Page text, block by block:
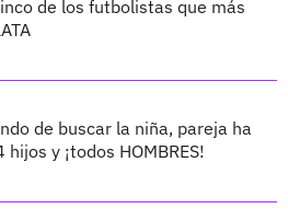
de los futbolistas que más
de buscar la niña, pareja ha
y ¡todos HOMBRES!